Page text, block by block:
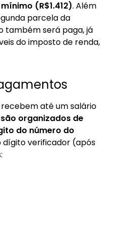
(R$1.412). Além
parcela da
também será paga, já
do imposto de renda,
até um salário
são organizados de
do número do
dígito verificador (após